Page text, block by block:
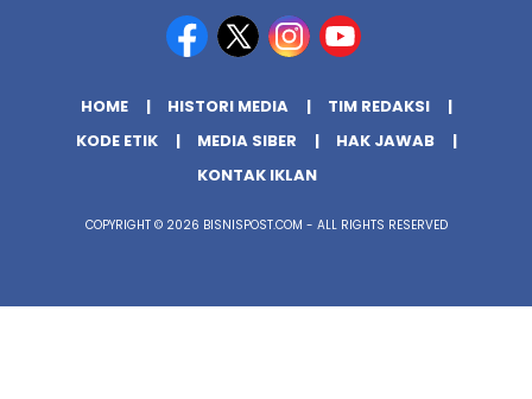
HOME HISTORI MEDIA
TIM REDAKSI
KODE ETIK
MEDIA SIBER
HAK JAWAB
KONTAK IKLAN
COPYRIGHT © 2026 BISNISPOST.COM - ALL RIGHTS RESERVED